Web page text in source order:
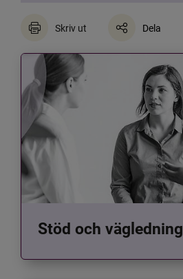
Skriv ut Dela
Stöd och vägledning